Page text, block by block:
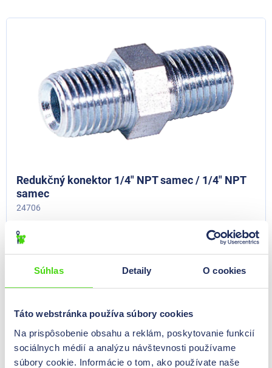
Súhlas Detaily O cookies
Táto webstránka používa súbory cookies
Na prispôsobenie obsahu a reklám, poskytovanie funkcií
sociálnych médií a analýzu návštevnosti používame
súbory cookie. Informácie o tom, ako používate naše
Redukčný konektor 1/4" NPT samec / 1/4" NPT
samec
24706